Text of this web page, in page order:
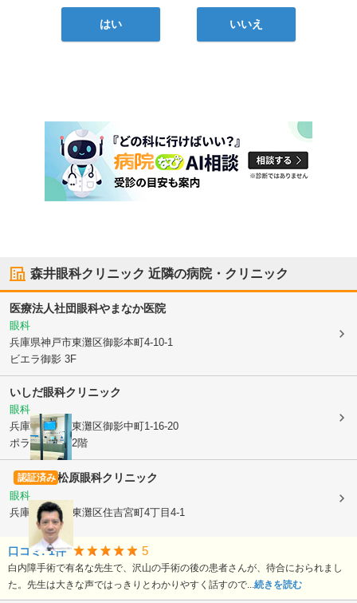
はい いいえ
森井眼科クリニック 近隣の病院・クリニック
医療法人社団 眼科やまなか医院
眼科
兵庫県神戸市東灘区御影本町4-10-1
ビエラ御影 3F
いしだ眼科クリニック
眼科
兵庫県神戸市東灘区御影中町1-16-20
ポラリス御影2階
認証済み 松原眼科クリニック
眼科
兵庫県神戸市東灘区住吉宮町4丁目4-1
口コミ:1件 5
白内障手術で有名な先生で、沢山の手術の後の患者さんが、待合におられまし
た。先生は大きな声ではっきりとわかりやすく話すので...続きを読む